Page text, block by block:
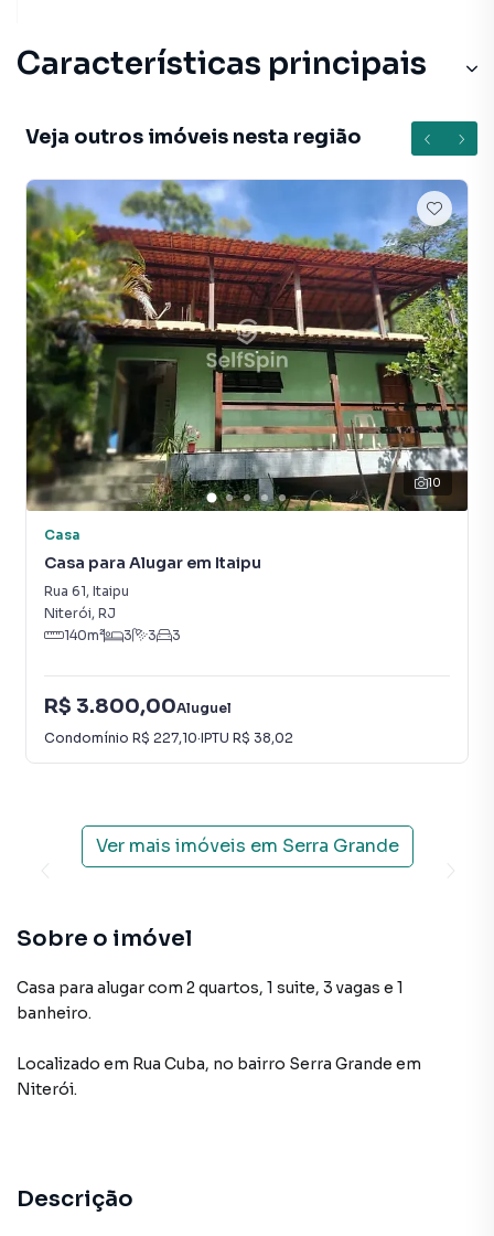
Características principais
Veja outros imóveis nesta região
10
Casa
Casa para Alugar em Itaipu
Rua 61, Itaipu
Niterói, RJ
140m² 3 3 3
R$ 3.800,00Aluguel
Condomínio R$ 227,10·IPTU R$ 38,02
Ver mais imóveis em Serra Grande
Sobre o imóvel
Casa para alugar com 2 quartos, 1 suite, 3 vagas e 1
banheiro.
Localizado em Rua Cuba, no bairro Serra Grande em
Niterói.
Descrição